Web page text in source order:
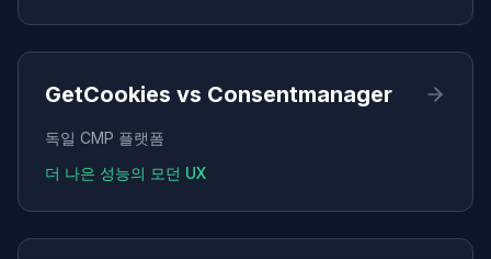
GetCookies vs Consentmanager
독일 CMP 플랫폼
더 나은 성능의 모던 UX